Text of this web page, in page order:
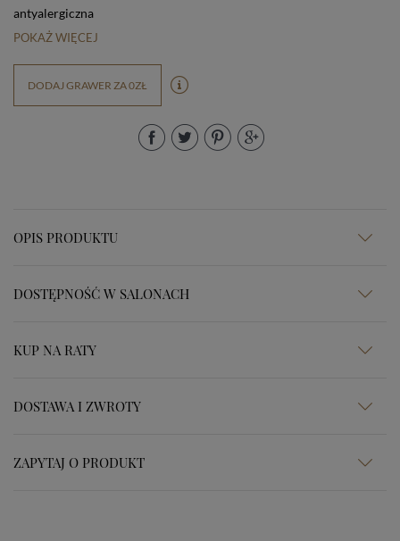
antyalergiczna
POKAŻ WIĘCEJ
DODAJ GRAWER ZA 0ZŁ
OPIS PRODUKTU
DOSTĘPNOŚĆ W SALONACH
KUP NA RATY
DOSTAWA I ZWROTY
ZAPYTAJ O PRODUKT